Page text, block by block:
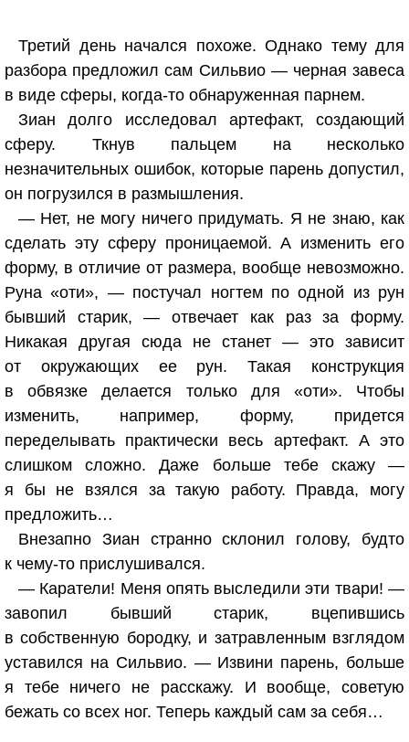
Третий день начался похоже. Однако тему для
разбора предложил сам Сильвио — черная завеса
в виде сферы, когда-то обнаруженная парнем.
Зиан долго исследовал артефакт, создающий
сферу. Ткнув пальцем на несколько
незначительных ошибок, которые парень допустил,
он погрузился в размышления.
— Нет, не могу ничего придумать. Я не знаю, как
сделать эту сферу проницаемой. А изменить его
форму, в отличие от размера, вообще невозможно.
Руна «оти», — постучал ногтем по одной из рун
бывший старик, — отвечает как раз за форму.
Никакая другая сюда не станет — это зависит
от окружающих ее рун. Такая конструкция
в обвязке делается только для «оти». Чтобы
изменить, например, форму, придется
переделывать практически весь артефакт. А это
слишком сложно. Даже больше тебе скажу —
я бы не взялся за такую работу. Правда, могу
предложить…
Внезапно Зиан странно склонил голову, будто
к чему-то прислушивался.
— Каратели! Меня опять выследили эти твари! —
завопил бывший старик, вцепившись
в собственную бородку, и затравленным взглядом
уставился на Сильвио. — Извини парень, больше
я тебе ничего не расскажу. И вообще, советую
бежать со всех ног. Теперь каждый сам за себя…